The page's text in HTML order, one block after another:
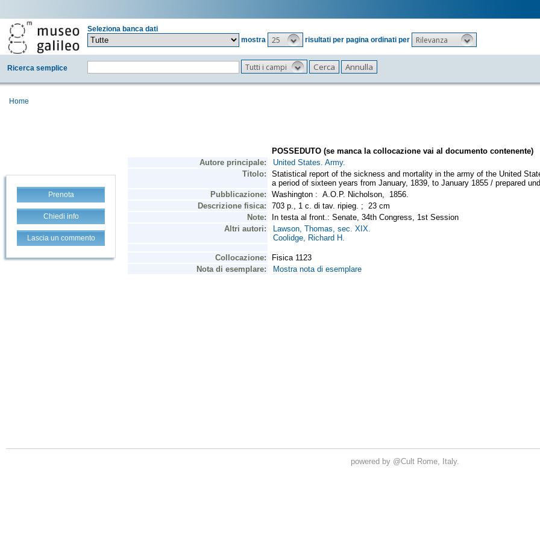
Seleziona banca dati
mostra
25 risultati per pagina ordinati per Rilevanza
Ricerca semplice Tutti i campi
Home
Prenota
Chiedi info
Lascia un commento
powered by @Cult Rome, Italy.